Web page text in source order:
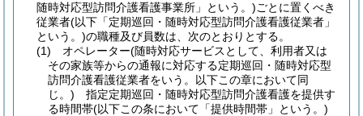
随時対応型訪問介護看護事業所」という。)ごとに置くべき
従業者(以下「定期巡回・随時対応型訪問介護看護従業者」
という。)の職種及び員数は、次のとおりとする。
(1)
オペレーター(随時対応サービスとして、利用者又は
その家族等からの通報に対応する定期巡回・随時対応型
訪問介護看護従業者をいう。以下この章において同
じ。) 指定定期巡回・随時対応型訪問介護看護を提供す
る時間帯(以下この条において「提供時間帯」という。)